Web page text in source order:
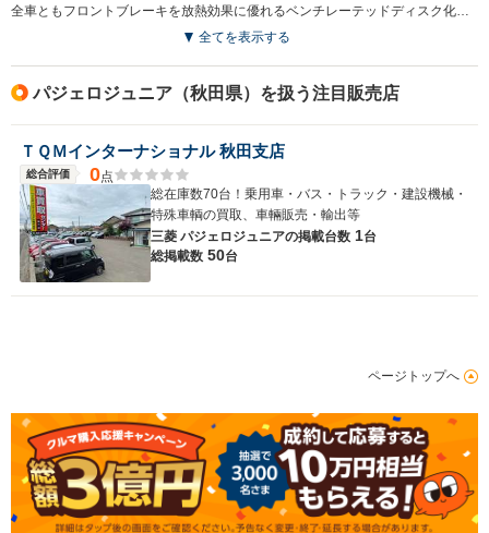
全てを表示する
パジェロジュニア（秋田県）を扱う注目販売店
ＴＱＭインターナショナル 秋田支店
総合評価 0点
総在庫数70台！乗用車・バス・トラック・建設機械・
特殊車輌の買取、車輛販売・輸出等
三菱 パジェロジュニアの掲載台数 1台
総掲載数 50台
ページトップへ